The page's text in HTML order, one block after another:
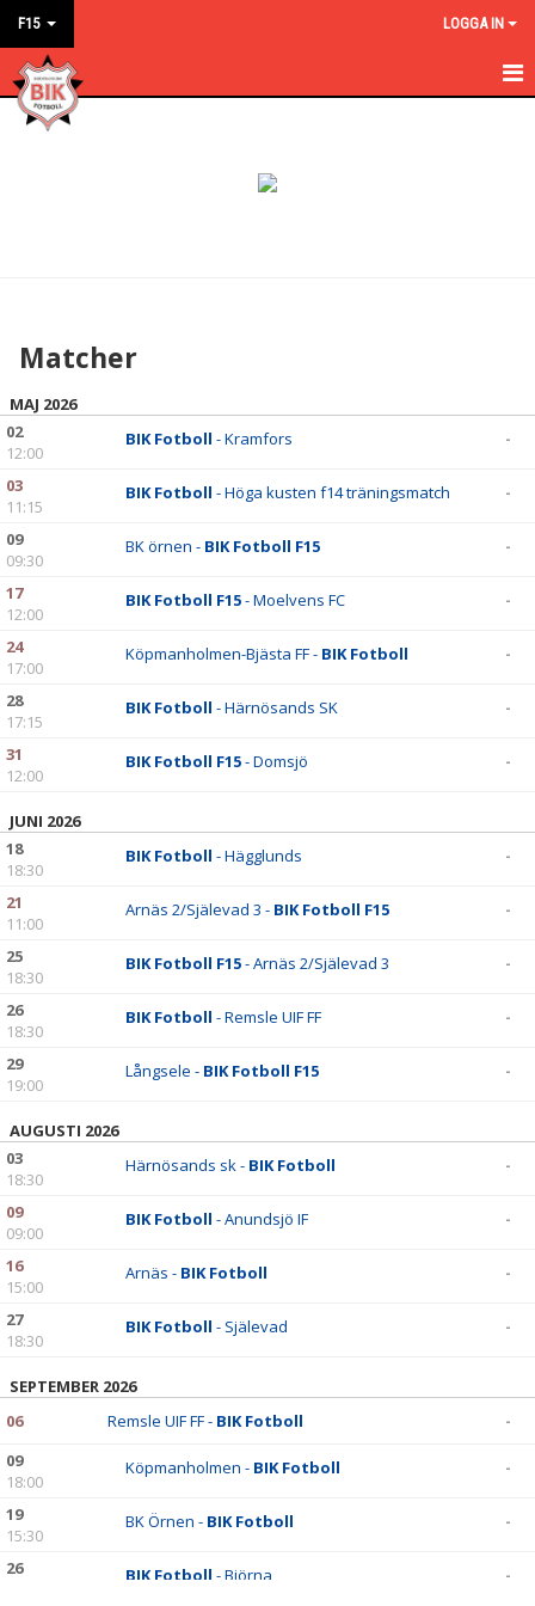
F15 LOGGA IN
HEM
DOKUMENT
KONTAKT
Matcher
MAJ 2026
02
12:00
BIK Fotboll - Kramfors -
03
11:15
BIK Fotboll - Höga kusten f14 träningsmatch -
09
09:30
BK örnen - BIK Fotboll F15 -
17
12:00
BIK Fotboll F15- Moelvens FC -
24
17:00
Köpmanholmen-Bjästa FF - BIK Fotboll -
28
17:15
BIK Fotboll - Härnösands SK -
31
12:00
BIK Fotboll F15- Domsjö -
JUNI 2026
18
18:30
BIK Fotboll - Hägglunds -
21
11:00
Arnäs 2/Själevad 3 - BIK Fotboll F15 -
25
18:30
BIK Fotboll F15- Arnäs 2/Själevad 3 -
26
18:30
BIK Fotboll - Remsle UIF FF -
29
19:00
Långsele - BIK Fotboll F15 -
AUGUSTI 2026
03
18:30
Härnösands sk - BIK Fotboll -
09
09:00
BIK Fotboll - Anundsjö IF -
16
15:00
Arnäs - BIK Fotboll -
27
18:30
BIK Fotboll - Själevad -
SEPTEMBER 2026
06
Remsle UIF FF - BIK Fotboll
-
09
18:00
Köpmanholmen - BIK Fotboll -
19
15:30
BK Örnen - BIK Fotboll -
26
BIK Fotboll - Björna -